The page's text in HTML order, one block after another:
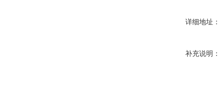
详细地址：
补充说明：